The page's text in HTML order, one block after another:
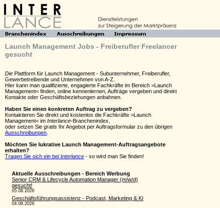
Launch Management Jobs - Freiberufler Freelancer
gesucht
Die Plattform für Launch Management - Subunternehmer, Freiberufler,
Gewerbetreibende und Unternehmen von A-Z.
Hier kann man qualifizierte, engagierte Fachkräfte im Bereich >Launch
Management< finden, online kennenlernen, Aufträge vergeben und direkt
Kontakte oder Geschäftsbeziehungen anbahnen.
Haben Sie einen konkreten Auftrag zu vergeben?
Kontaktieren Sie direkt und kostenlos die Fachkräfte >Launch
Management< im Interlance-Branchenindex,
oder setzen Sie gratis Ihr Angebot per Auftragsformular zu den übrigen
Ausschreibungen
Möchten Sie lukrative Launch Management-Auftragsangebote
erhalten?
Tragen Sie sich ein bei Interlance - so wird man Sie finden!